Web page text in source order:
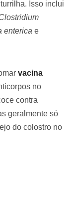
Isso inclui
enterica e
vacina
no
contra
geralmente só
do colostro no